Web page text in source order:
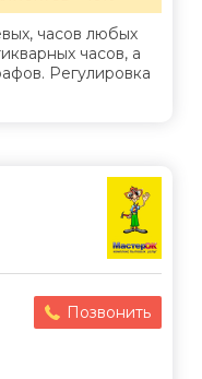
часов любых
часов, а
Регулировка
Позвонить